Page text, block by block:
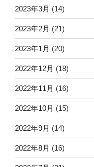
2023年3月 (14)
2023年2月 (21)
2023年1月 (20)
2022年12月 (18)
2022年11月 (16)
2022年10月 (15)
2022年9月 (14)
2022年8月 (16)